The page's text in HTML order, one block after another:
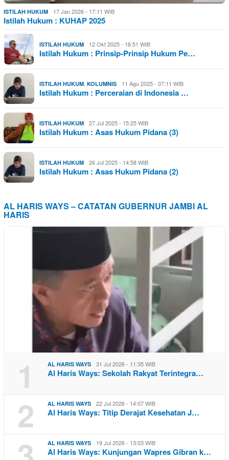
ISTILAH HUKUM 17 Jan 2026 - 17:11 WIB
Istilah Hukum : KUHAP 2025
ISTILAH HUKUM 12 Okt 2025 - 16:51 WIB
Istilah Hukum : Prinsip-Prinsip Hukum Pe…
ISTILAH HUKUM KOLUMNIS 11 Agu 2025 - 07:11 WIB
Istilah Hukum : Perceraian di Indonesia …
ISTILAH HUKUM 27 Jul 2025 - 15:25 WIB
Istilah Hukum : Asas Hukum Pidana (3)
ISTILAH HUKUM 26 Jul 2025 - 14:58 WIB
Istilah Hukum : Asas Hukum Pidana (2)
AL HARIS WAYS – CATATAN GUBERNUR JAMBI AL
HARIS
1 AL HARIS WAYS 31 Jul 2026 - 11:35 WIB
Al Haris Ways: Sekolah Rakyat Terintegra…
2 AL HARIS WAYS 22 Jul 2026 - 14:07 WIB
Al Haris Ways: Titip Derajat Kesehatan J…
AL HARIS WAYS 19 Jul 2026 - 13:03 WIB
Al Haris Ways: Kunjungan Wapres Gibran k…